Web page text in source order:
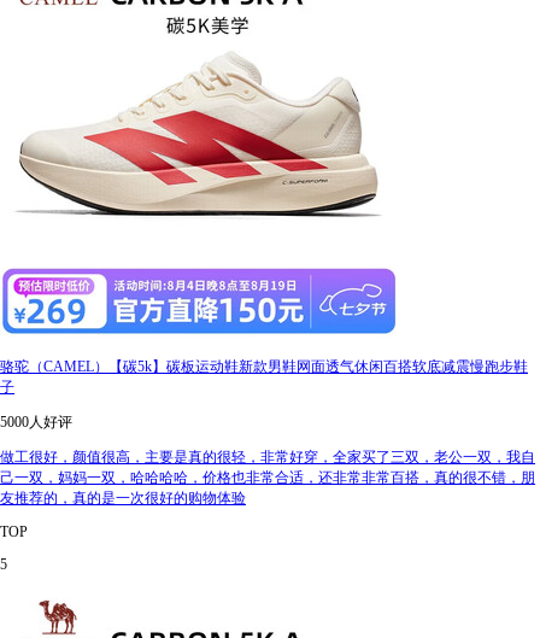
骆驼（CAMEL）【碳5k】碳板运动鞋新款男鞋网面透气休闲百搭软底减震慢跑步鞋
子
5000人好评
做工很好，颜值很高，主要是真的很轻，非常好穿，全家买了三双，老公一双，我自
己一双，妈妈一双，哈哈哈哈，价格也非常合适，还非常非常百搭，真的很不错，朋
友推荐的，真的是一次很好的购物体验
TOP
5